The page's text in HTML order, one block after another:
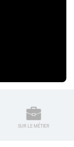
SUR LE MÉTIER